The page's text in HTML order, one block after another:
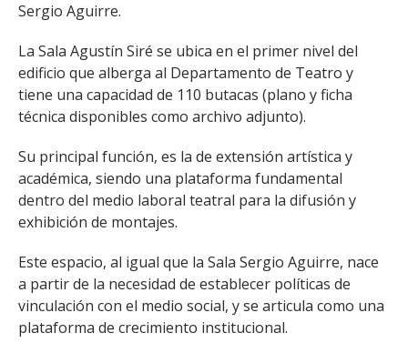
Académicas/os Egresadas/os
Sergio Aguirre.
La Sala Agustín Siré se ubica en el primer nivel del
edificio que alberga al Departamento de Teatro y
tiene una capacidad de 110 butacas (plano y ficha
técnica disponibles como archivo adjunto).
Su principal función, es la de extensión artística y
académica, siendo una plataforma fundamental
dentro del medio laboral teatral para la difusión y
exhibición de montajes.
Este espacio, al igual que la Sala Sergio Aguirre, nace
a partir de la necesidad de establecer políticas de
vinculación con el medio social, y se articula como una
plataforma de crecimiento institucional.